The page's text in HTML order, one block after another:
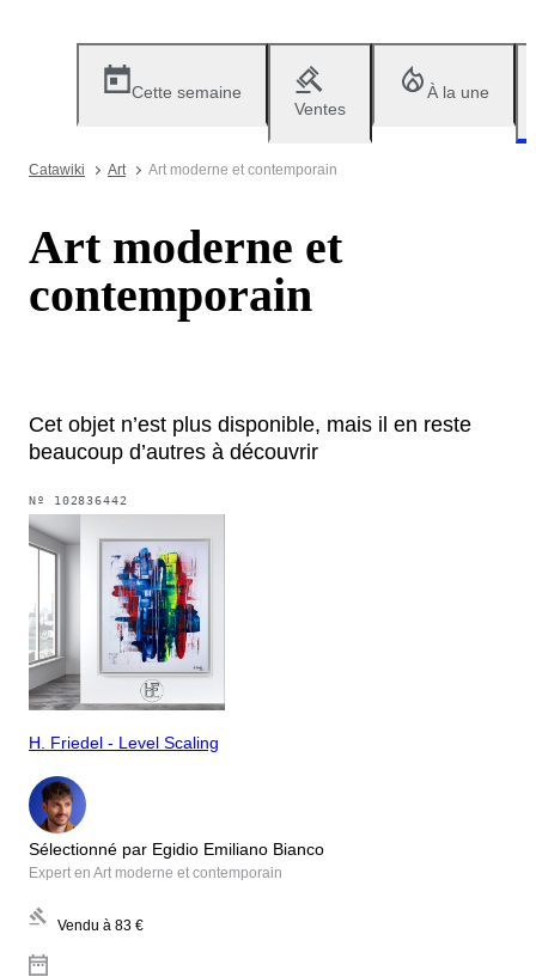
Cette semaine
Ventes
À la une
Catawiki Art Art moderne et contemporain
Art moderne et
contemporain
Cet objet n’est plus disponible, mais il en reste
beaucoup d’autres à découvrir
Nº 102836442
H. Friedel - Level Scaling
Sélectionné par Egidio Emiliano Bianco
Expert en Art moderne et contemporain
Vendu à 83 €